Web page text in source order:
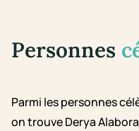
Personnes
Parmi les personnes
on trouve Derya